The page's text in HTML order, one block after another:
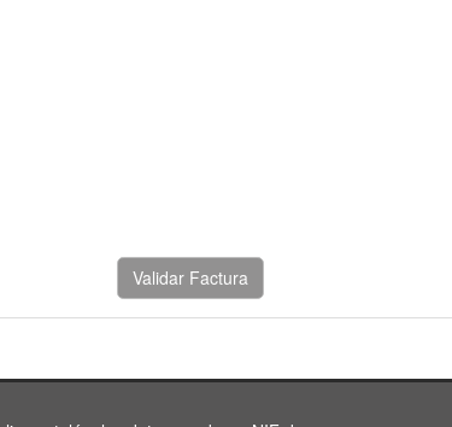
Validar Factura